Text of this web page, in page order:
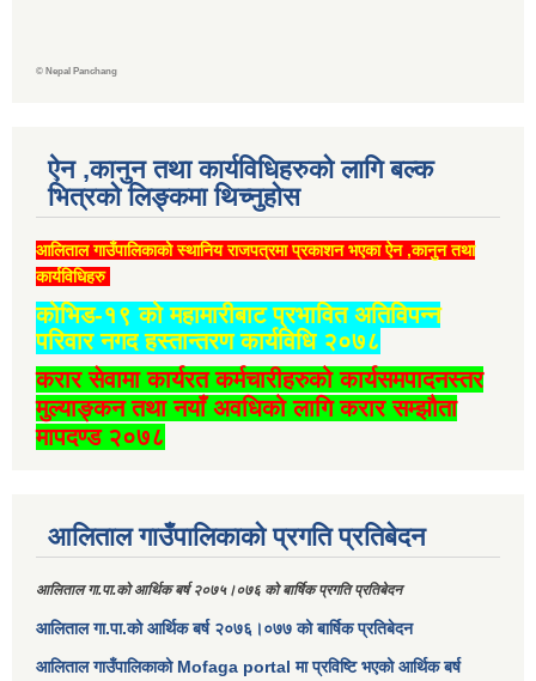
© Nepal Panchang
ऐन ,कानुन तथा कार्यविधिहरुको लागि बल्क
भित्रको लिङ्कमा थिच्‍नुहोस
आलिताल गाउँपालिकाको स्थानिय राजपत्रमा प्रकाशन भएका ऐन ,कानुन तथा
कार्यविधिहरु
कोभिड-१९ को महामारीबाट प्रभावित अतिविपन्न
परिवार नगद हस्तान्तरण कार्यविधि २०७८
करार सेवामा कार्यरत कर्मचारीहरुको कार्यसमपादनस्तर
मुल्याङ्कन तथा नयाँ अवधिको लागि करार सम्झौता
मापदण्ड २०७८
आलिताल गाउँपालिकाको प्रगति प्रतिबेदन
आलिताल गा.पा.को आर्थिक बर्ष २०७५।०७६ को बार्षिक प्रगति प्रतिबेदन
आलिताल गा.पा.को आर्थिक बर्ष २०७६।०७७ को बार्षिक प्रतिबेदन
आलिताल गाउँपालिकाको Mofaga portal मा प्रविष्टि भएको आर्थिक बर्ष